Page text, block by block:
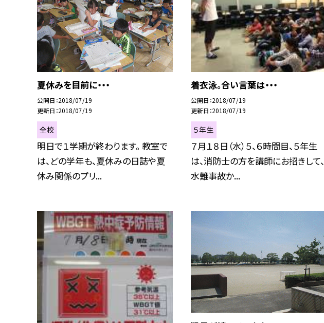
夏休みを目前に・・・
公開日 2018/07/19
更新日 2018/07/19
全校
明日で１学期が終わります。 教室で
は、どの学年も、夏休みの日誌や夏
休み関係のプリ...
着衣泳。合い言葉は・・・
公開日 2018/07/19
更新日 2018/07/19
５年生
７月１８日（水）５、６時間目、５年生
は、消防士の方を講師にお招きして、
水難事故か...